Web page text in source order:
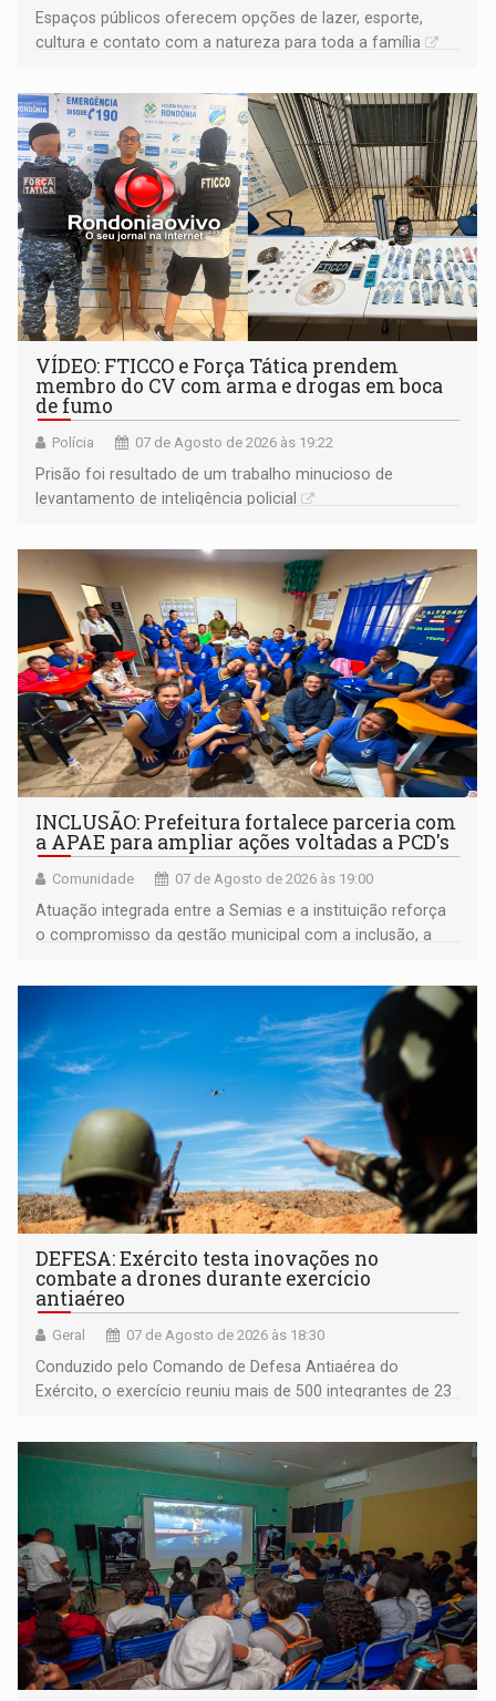
Espaços públicos oferecem opções de lazer, esporte,
cultura e contato com a natureza para toda a família
VÍDEO: FTICCO e Força Tática prendem
membro do CV com arma e drogas em boca
de fumo
Polícia 07 de Agosto de 2026 às 19:22
Prisão foi resultado de um trabalho minucioso de
levantamento de inteligência policial
INCLUSÃO: Prefeitura fortalece parceria com
a APAE para ampliar ações voltadas a PCD's
Comunidade 07 de Agosto de 2026 às 19:00
Atuação integrada entre a Semias e a instituição reforça
o compromisso da gestão municipal com a inclusão, a
DEFESA: Exército testa inovações no
combate a drones durante exercício
antiaéreo
Geral 07 de Agosto de 2026 às 18:30
Conduzido pelo Comando de Defesa Antiaérea do
Exército, o exercício reuniu mais de 500 integrantes de 23